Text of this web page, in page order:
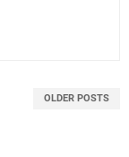
OLDER POSTS